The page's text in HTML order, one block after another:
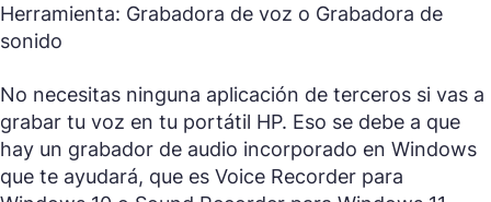
Herramienta: Grabadora de voz o Grabadora de
sonido
No necesitas ninguna aplicación de terceros si vas a
grabar tu voz en tu portátil HP. Eso se debe a que
hay un grabador de audio incorporado en Windows
que te ayudará, que es Voice Recorder para